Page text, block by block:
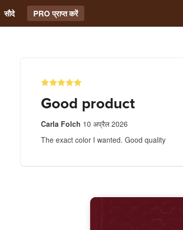
सौदे PRO प्राप्त करें
Good product
Carla Folch 10 अप्रैल 2026
The exact color I wanted. Good quality